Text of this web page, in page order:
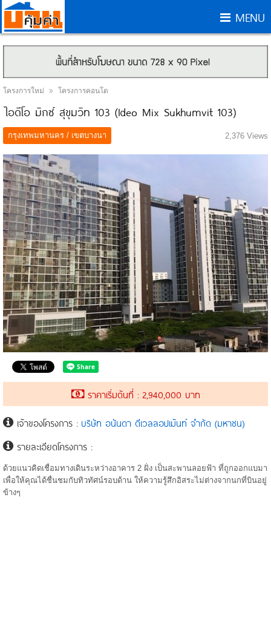
MENU
โครงการใหม่ โครงการคอนโด
ไอดีโอ มิกซ์ สุขุมวิท 103 (Ideo Mix Sukhumvit 103)
กรุงเทพมหานคร / เขตบางนา 2,376 Views
ราคาเริ่มต้นที่ : 2,940,000 บาท
เจ้าของโครงการ : บริษัท อนันดา ดีเวลลอปเม้นท์ จำกัด (มหาชน)
รายละเอียดโครงการ :
ด้วยแนวคิดเชื่อมทางเดินระหว่างอาคาร 2 ฝั่ง เป็นสะพานลอยฟ้า ที่ถูกออกแบมา
เพื่อให้คุณได้ชื่นชมกับทิวทัศน์รอบด้าน ให้ความรู้สึกอิสระไม่ต่างจากนกที่บินอยู่
ข้างๆ